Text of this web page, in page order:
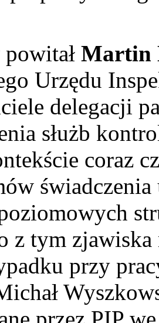
Martin
Urzędu
delegacji
służb
coraz
z tym
przy